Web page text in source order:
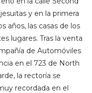
y en la primera
años, las casas de los
lugares. Tras la venta
de Automóviles
en el 723 de North
la rectoría se
recordada en el